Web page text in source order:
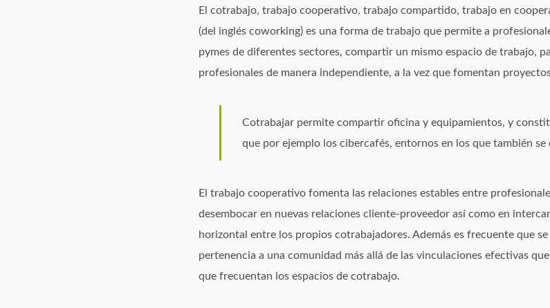
El cotrabajo​, trabajo cooperativo, trabajo compartido, trabajo en
(del inglés coworking) es una forma de trabajo que permite a
pymes de diferentes sectores, compartir un mismo espacio de trabajo,
profesionales de manera independiente, a la vez que fomentan
Cotrabajar permite compartir oficina y equipamientos, y
que por ejemplo los cibercafés, entornos en los que también
El trabajo cooperativo fomenta las relaciones estables entre
desembocar en nuevas relaciones cliente-proveedor así como en
horizontal entre los propios cotrabajadores. Además es frecuente que
pertenencia a una comunidad más allá de las vinculaciones efectivas
que frecuentan los espacios de cotrabajo.